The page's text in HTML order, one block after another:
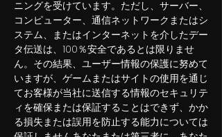
ニングを受けています。ただし、サーバー、
コンピューター、通信ネットワークまたはシ
ステム、またはインターネットを介したデー
タ伝送は、100％安全であるとは限りませ
ん。その結果、ユーザー情報の保護に努めて
いますが、ゲームまたはサイトの使用を通じ
てお客様が当社に送信する情報のセキュリテ
ィを確保または保証することはできず、かか
る損失または誤用を防止する能力については